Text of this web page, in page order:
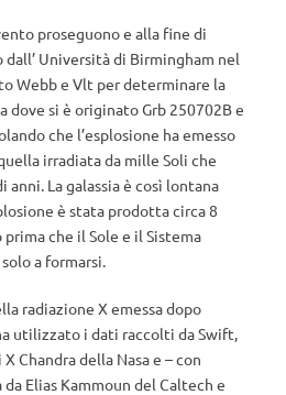
proseguono e alla fine di
Università di Birmingham nel
Webb e Vlt per determinare la
dove si è originato Grb 250702B e
che l’esplosione ha emesso
irradiata da mille Soli che
La galassia è così lontana
è stata prodotta circa 8
che il Sole e il Sistema
a formarsi.
radiazione X emessa dopo
utilizzato i dati raccolti da Swift,
Chandra della Nasa e – con
Elias Kammoun del Caltech e